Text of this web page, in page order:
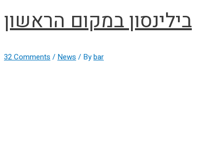
בילינסון במקום הראשון
32 Comments / News / Bybar